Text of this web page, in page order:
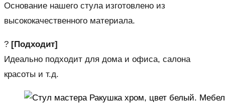
Основание нашего стула изготовлено из
высококачественного материала.
? [Подходит]
Идеально подходит для дома и офиса, салона
красоты и т.д.